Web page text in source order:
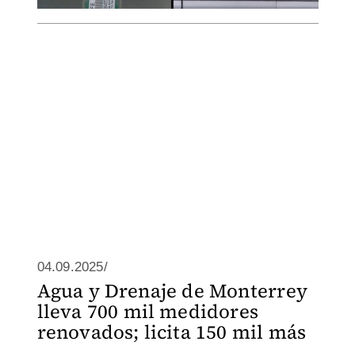
04.09.2025/
Agua y Drenaje de Monterrey
lleva 700 mil medidores
renovados; licita 150 mil más